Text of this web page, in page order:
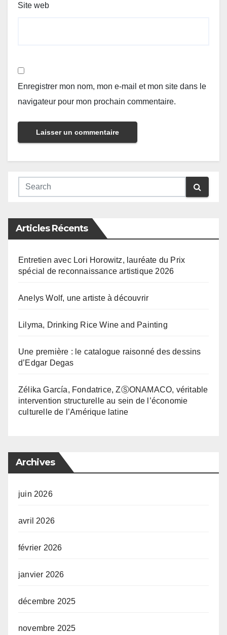
Site web
Enregistrer mon nom, mon e-mail et mon site dans le
navigateur pour mon prochain commentaire.
Articles Récents
Entretien avec Lori Horowitz, lauréate du Prix
spécial de reconnaissance artistique 2026
Anelys Wolf, une artiste à découvrir
Lilyma, Drinking Rice Wine and Painting
Une première : le catalogue raisonné des dessins
d’Edgar Degas
Zélika García, Fondatrice, ZⓈONAMACO, véritable
intervention structurelle au sein de l’économie
culturelle de l’Amérique latine
Archives
juin 2026
avril 2026
février 2026
janvier 2026
décembre 2025
novembre 2025